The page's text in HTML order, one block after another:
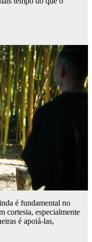
é fundamental no
cortesia, especialmente
é apoiá-las,